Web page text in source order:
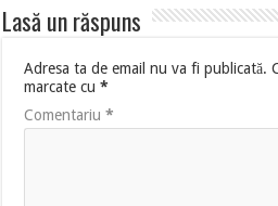
Lasă un răspuns
Adresa ta de email nu va fi publicată.
marcate cu*
Comentariu*